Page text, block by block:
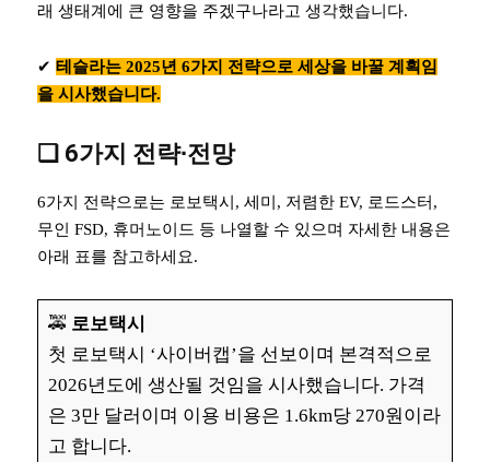
래 생태계에 큰 영향을 주겠구나라고 생각했습니다.
✔︎ 테슬라는 2025년 6가지 전략으로 세상을 바꿀 계획임
을 시사했습니다.
❏ 6가지 전략∙전망
6가지 전략으로는 로보택시, 세미, 저렴한 EV, 로드스터,
무인 FSD, 휴머노이드 등 나열할 수 있으며 자세한 내용은
아래 표를 참고하세요.
🚕 로보택시
첫 로보택시 ‘사이버캡’을 선보이며 본격적으로
2026년도에 생산될 것임을 시사했습니다. 가격
은 3만 달러이며 이용 비용은 1.6km당 270원이라
고 합니다.